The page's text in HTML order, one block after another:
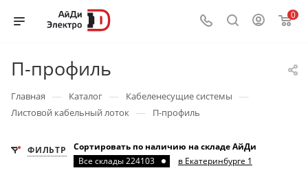
0
П-профиль
Главная — Каталог — Кабеленесущие системы —
Листовой кабельный лоток — П-профиль
ФИЛЬТР
Сортировать по наличию на складе АйДи
Все склады 224103
в Екатеринбурге 1